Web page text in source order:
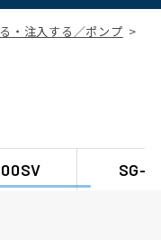
・注入する／ポンプ
SG-